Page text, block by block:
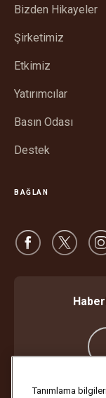
Bizden Hikayeler
Şirketimiz
Etkimiz
Yatırımcılar
Basın Odası
Destek
BAĞLAN
Tanımlama